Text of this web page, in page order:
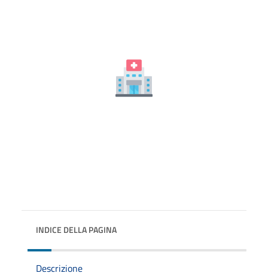
INDICE DELLA PAGINA
Descrizione